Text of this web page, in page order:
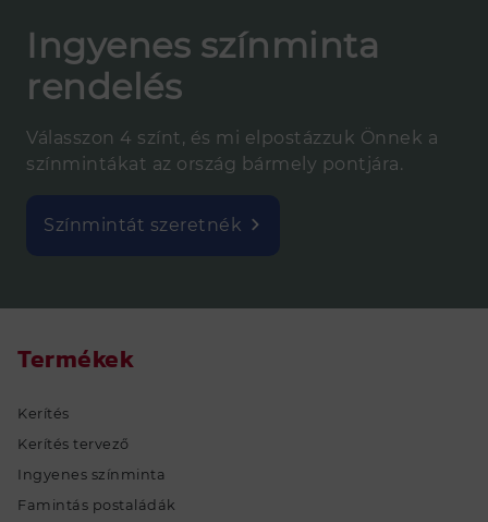
INGATLAN
KAPCSOLAT
A KÁLLÓ-fém csoport
Állásajánlatok
Letöltések
EKÁER
Ingyenes színminta
rendelés
Válasszon 4 színt, és mi elpostázzuk Önnek a
színmintákat az ország bármely pontjára.
Színmintát szeretnék
Termékek
Kerítés
Kerítés tervező
Ingyenes színminta
Famintás postaládák